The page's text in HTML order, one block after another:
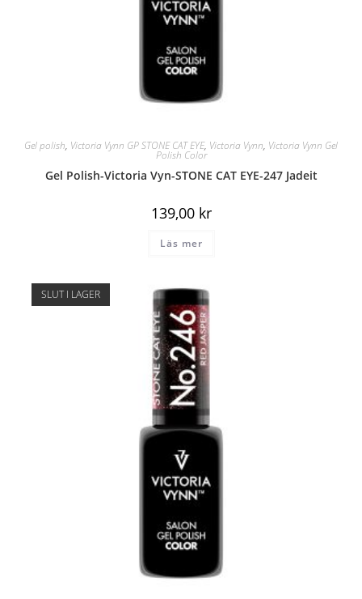
Gel polish, Victoria Vynn GP STONE CAT EYE, Victoria Vynn, Victoria Vynn Gel
Polish Color
Gel Polish-Victoria Vyn-STONE CAT EYE-247 Jadeit
139,00 kr
Läs mer
SLUT I LAGER